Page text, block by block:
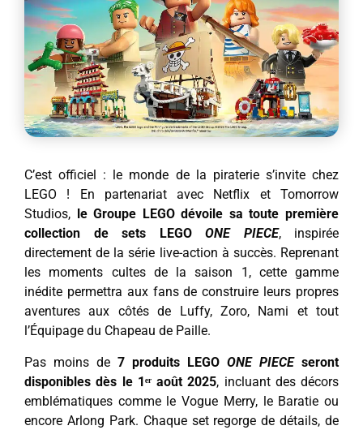
C’est officiel : le monde de la piraterie s’invite chez
LEGO ! En partenariat avec Netflix et Tomorrow
Studios,
le Groupe LEGO dévoile sa toute première
collection de sets LEGO ONE PIECE, inspirée
directement de la série live-action à succès. Reprenant
les moments cultes de la saison 1, cette gamme
inédite permettra aux fans de construire leurs propres
aventures aux côtés de Luffy, Zoro, Nami et tout
l’Équipage du Chapeau de Paille.
Pas moins de 7 produits LEGO ONE PIECEseront
disponibles dès le 1ᵉʳ août 2025, incluant des décors
emblématiques comme le Vogue Merry, le Baratie ou
encore Arlong Park. Chaque set regorge de détails, de